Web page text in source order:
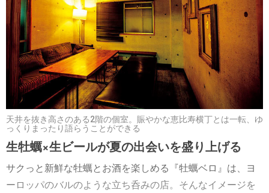
天井を抜き高さのある2階の個室。賑やかな恵比寿横丁とは一転、ゆ
っくりまったり語らうことができる
生牡蠣×生ビールが夏の出会いを盛り上げる
サクっと新鮮な牡蠣とお酒を楽しめる『牡蠣ベロ』は、ヨ
ーロッパのバルのような立ち呑みの店。そんなイメージを